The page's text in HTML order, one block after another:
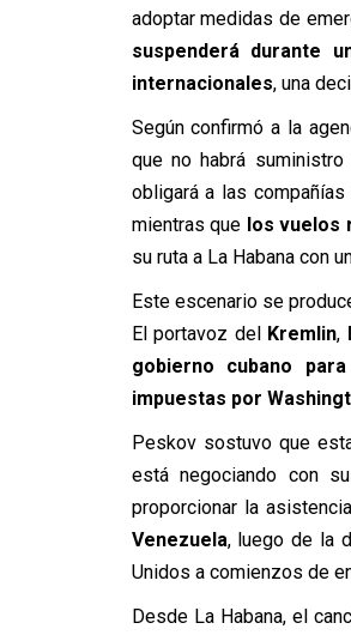
adoptar medidas de
suspenderá durante
internacionales, una
Según confirmó a la
que no habrá
obligará a las
mientras que los vuelos
su ruta a La Habana con
Este escenario se
El portavoz del Kremlin,
gobierno cubano
impuestas por
Peskov sostuvo que
está negociando con
proporcionar la
Venezuela, luego de la
Unidos a comienzos de
Desde La Habana, el